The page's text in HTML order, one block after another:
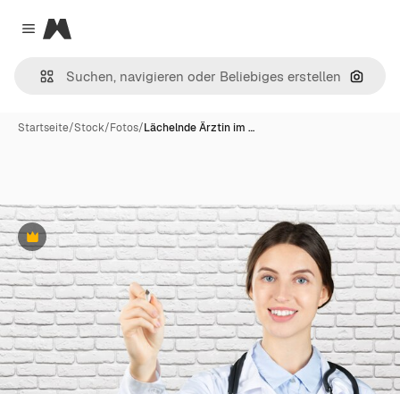
Close menu
Magnific
Nach
Startseite/Stock/Fotos/Lächelnde Ärztin im …
Premium